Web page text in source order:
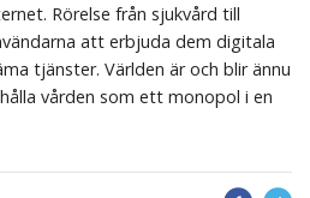
Rörelse från sjukvård till
att erbjuda dem digitala
tjänster. Världen är och blir ännu
vården som ett monopol i en